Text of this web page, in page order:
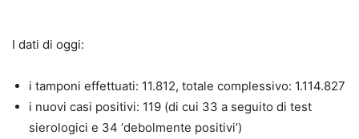
I dati di oggi:
i tamponi effettuati: 11.812, totale complessivo: 1.114.827
i nuovi casi positivi: 119 (di cui 33 a seguito di test
sierologici e 34 ‘debolmente positivi’)